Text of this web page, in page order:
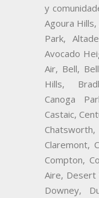
y
Agoura
Park,
Avocado
Air, Bell,
Hills,
Canoga
Castaic,
Claremont,
Compton,
Aire, Desert
Downey,